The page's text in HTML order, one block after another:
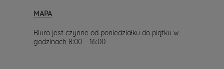
MAPA
Biuro jest czynne od poniedziałku do piątku w
godzinach 8:00 – 16:00